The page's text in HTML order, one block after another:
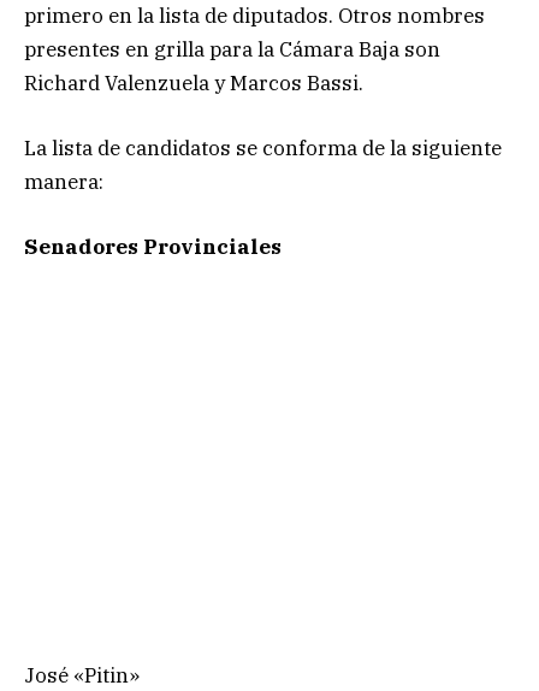
primero en la lista de diputados. Otros nombres
presentes en grilla para la Cámara Baja son
Richard Valenzuela y Marcos Bassi.
La lista de candidatos se conforma de la siguiente
manera:
Senadores Provinciales
José «Pitin»